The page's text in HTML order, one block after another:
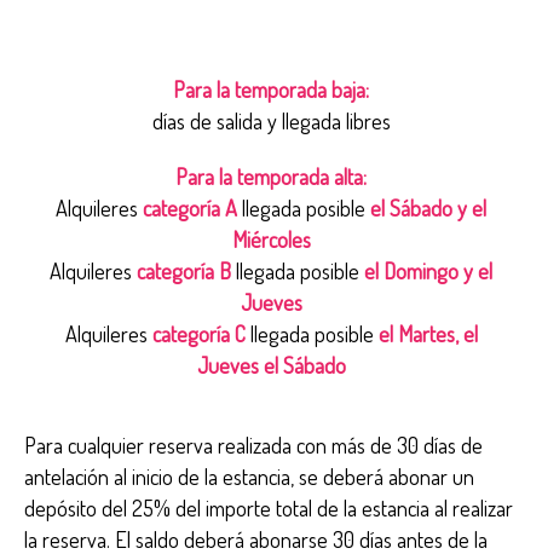
Para la temporada baja:
días de salida y llegada libres
Para la temporada alta:
Alquileres categoría Allegada posible el Sábado y el
Miércoles
Alquileres categoría Bllegada posible el Domingo y el
Jueves
Alquileres categoría Cllegada posible el Martes, el
Jueves el Sábado
Para cualquier reserva realizada con más de 30 días de
antelación al inicio de la estancia, se deberá abonar un
depósito del 25% del importe total de la estancia al realizar
la reserva. El saldo deberá abonarse 30 días antes de la